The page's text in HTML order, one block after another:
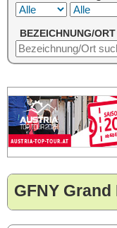
BEZEICHNUNG/ORT
GFNY